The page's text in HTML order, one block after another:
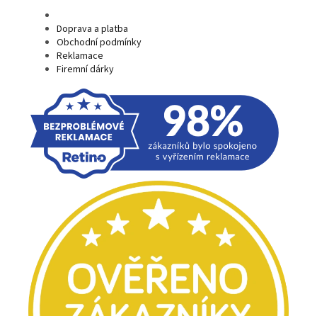
Doprava a platba
Obchodní podmínky
Reklamace
Firemní dárky